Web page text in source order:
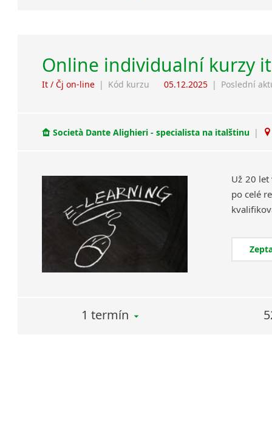
Online individualní kurzy
It / Čj on-line | Kód kurzu 05.12.2025 | Poslední
Società Dante Alighieri - specialista na italštinu |
Už 20 let
po celé
1 termín